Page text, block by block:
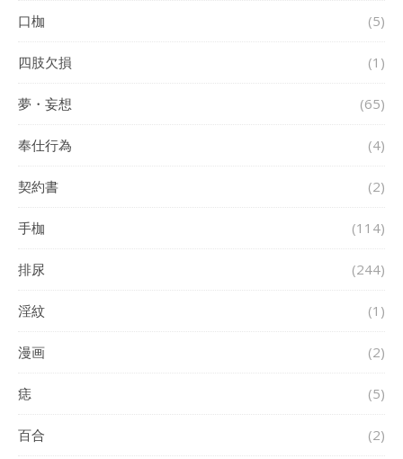
口枷 (5)
四肢欠損 (1)
夢・妄想 (65)
奉仕行為 (4)
契約書 (2)
手枷 (114)
排尿 (244)
淫紋 (1)
漫画 (2)
痣 (5)
百合 (2)